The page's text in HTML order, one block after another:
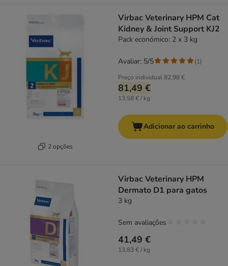
2 opções
Virbac Veterinary HPM Cat
Kidney & Joint Support KJ2
Pack económico: 2 x 3 kg
Preço individual82,98 €
81,49 €
13,58 € / kg
Avaliar: 5/5 (1)
Adicionar ao carrinho
Virbac Veterinary HPM
Dermato D1 para gatos
3 kg
41,49 €
13,83 € / kg
Sem avaliações